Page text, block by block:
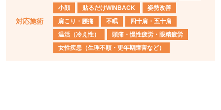
対応施術
小顔
貼るだけWINBACK
姿勢改善
肩こり・腰痛
不眠
四十肩・五十肩
温活（冷え性）
頭痛・慢性疲労・眼精疲労
女性疾患（生理不順・更年期障害など）